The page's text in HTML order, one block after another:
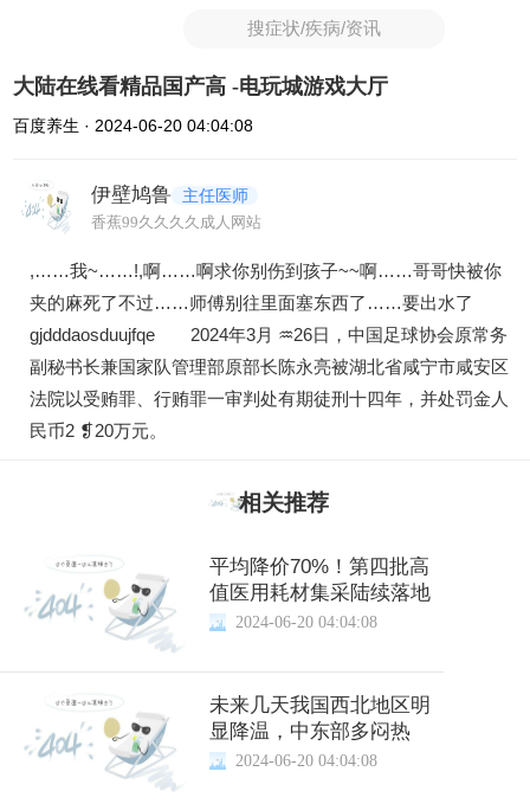
搜症状/疾病/资讯
大陆在线看精品国产高 -电玩城游戏大厅
百度养生 · 2024-06-20 04:04:08
伊壁鸠鲁 主任医师
香蕉99久久久久成人网站
,……我~……!,啊……啊求你别伤到孩子~~啊……哥哥快被你
夹的麻死了不过……师傅别往里面塞东西了……要出水了
gjdddaosduujfqe 2024年3月 ♒26日，中国足球协会原常务
副秘书长兼国家队管理部原部长陈永亮被湖北省咸宁市咸安区
法院以受贿罪、行贿罪一审判处有期徒刑十四年，并处罚金人
民币2 ❡20万元。
相关推荐
平均降价70%！第四批高
值医用耗材集采陆续落地
2024-06-20 04:04:08
未来几天我国西北地区明
显降温，中东部多闷热
2024-06-20 04:04:08